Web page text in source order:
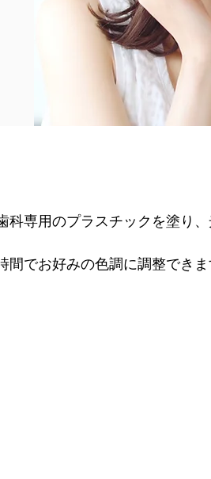
科専用のプラスチックを塗り
でお好みの色調に調整できま